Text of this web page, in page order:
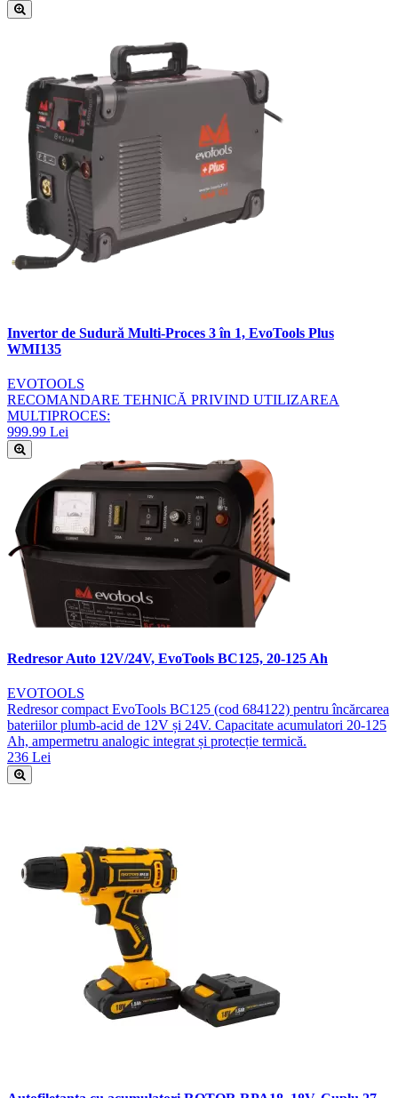
Invertor de Sudură Multi-Proces 3 în 1, EvoTools Plus
WMI135
EVOTOOLS
RECOMANDARE TEHNICĂ PRIVIND UTILIZAREA
MULTIPROCES:
999.99 Lei
Redresor Auto 12V/24V, EvoTools BC125, 20-125 Ah
EVOTOOLS
Redresor compact EvoTools BC125 (cod 684122) pentru încărcarea
bateriilor plumb-acid de 12V și 24V. Capacitate acumulatori 20-125
Ah, ampermetru analogic integrat și protecție termică.
236 Lei